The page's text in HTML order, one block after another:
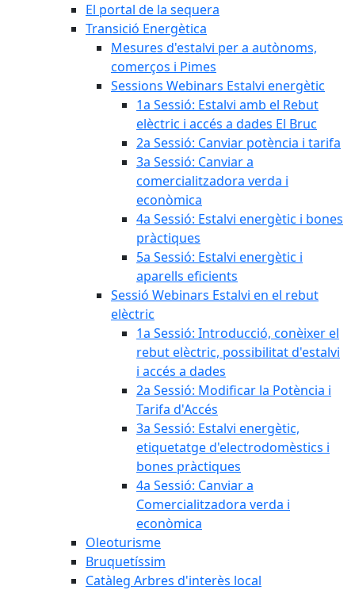
El portal de la sequera
Transició Energètica
Mesures d'estalvi per a autònoms,
comerços i Pimes
Sessions Webinars Estalvi energètic
1a Sessió: Estalvi amb el Rebut
elèctric i accés a dades El Bruc
2a Sessió: Canviar potència i tarifa
3a Sessió: Canviar a
comercialitzadora verda i
econòmica
4a Sessió: Estalvi energètic i bones
pràctiques
5a Sessió: Estalvi energètic i
aparells eficients
Sessió Webinars Estalvi en el rebut
elèctric
1a Sessió: Introducció, conèixer el
rebut elèctric, possibilitat d'estalvi
i accés a dades
2a Sessió: Modificar la Potència i
Tarifa d'Accés
3a Sessió: Estalvi energètic,
etiquetatge d'electrodomèstics i
bones pràctiques
4a Sessió: Canviar a
Comercialitzadora verda i
econòmica
Oleoturisme
Bruquetíssim
Catàleg Arbres d'interès local